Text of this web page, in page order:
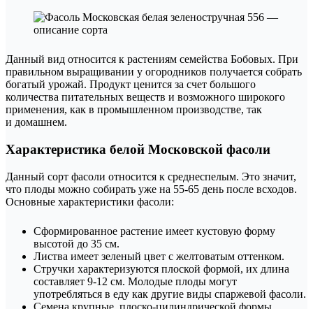
Данный вид относится к растениям семейства Бобовых. При
правильном выращивании у огородников получается собрать
богатый урожай. Продукт ценится за счет большого
количества питательных веществ и возможного широкого
применения, как в промышленном производстве, так
и домашнем.
Характеристика белой Московской фасоли
Данный сорт фасоли относится к среднеспелым. Это значит,
что плоды можно собирать уже на 55-65 день после всходов.
Основные характеристики фасоли:
Сформированное растение имеет кустовую форму
высотой до 35 см.
Листва имеет зеленый цвет с желтоватым оттенком.
Стручки характеризуются плоской формой, их длина
составляет 9-12 см. Молодые плоды могут
употребляться в еду как другие виды спаржевой фасоли.
Семена крупные, плоско-цилиндрической формы,